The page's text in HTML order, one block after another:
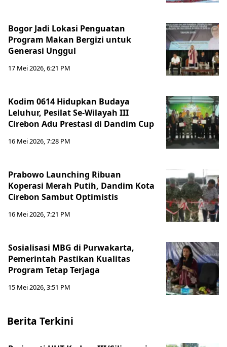
Bogor Jadi Lokasi Penguatan
Program Makan Bergizi untuk
Generasi Unggul
17 Mei 2026, 6:21 PM
Kodim 0614 Hidupkan Budaya
Leluhur, Pesilat Se-Wilayah III
Cirebon Adu Prestasi di Dandim Cup
16 Mei 2026, 7:28 PM
Prabowo Launching Ribuan
Koperasi Merah Putih, Dandim Kota
Cirebon Sambut Optimistis
16 Mei 2026, 7:21 PM
Sosialisasi MBG di Purwakarta,
Pemerintah Pastikan Kualitas
Program Tetap Terjaga
15 Mei 2026, 3:51 PM
Berita Terkini